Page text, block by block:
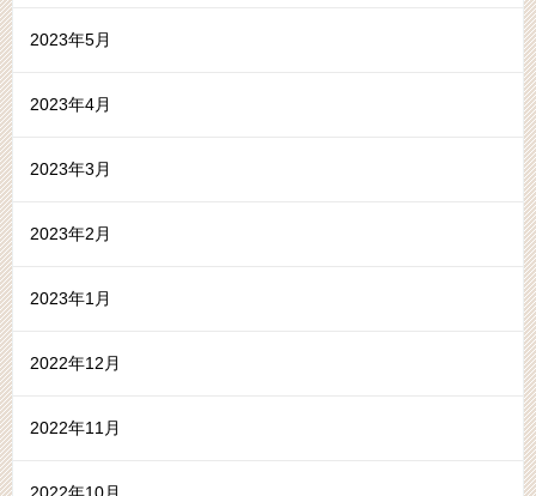
2023年5月
2023年4月
2023年3月
2023年2月
2023年1月
2022年12月
2022年11月